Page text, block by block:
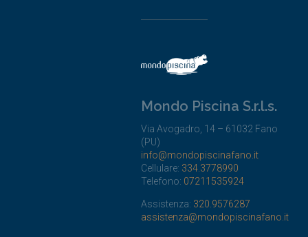
Mondo Piscina S.r.l.s.
Via Avogadro, 14 – 61032 Fano
(PU)
info@mondopiscinafano.it
Cellulare: 334.3778990
Telefono: 07211535924
Assistenza: 320.9576287
assistenza@mondopiscinafano.it